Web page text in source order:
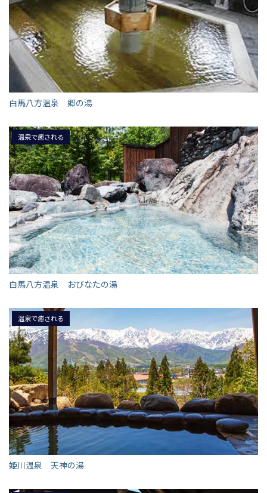
白馬八方温泉 郷の湯
白馬八方温泉 おびなたの湯
温泉で癒される
姫川温泉 天神の湯
温泉で癒される